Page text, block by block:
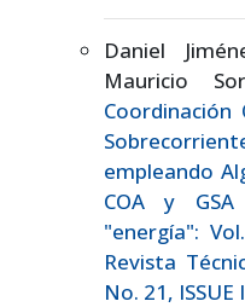
Daniel
Mauricio
empleando
COA y GSA
"energía":
Revista
No. 21, ISSUE I